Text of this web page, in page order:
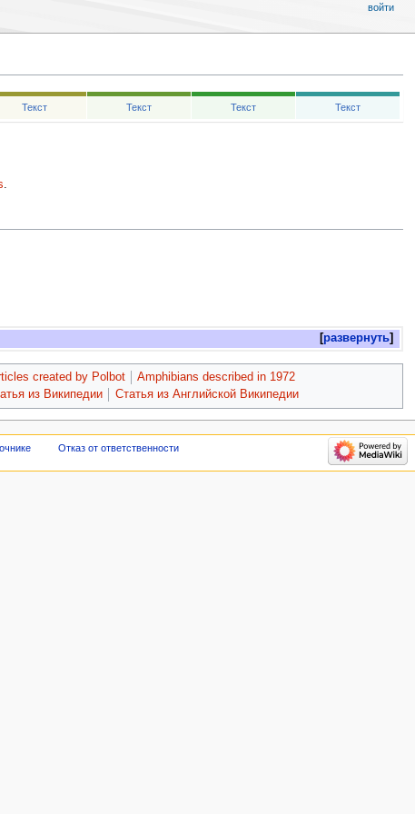
Текст Текст Текст Текст
.
развернуть
created by Polbot
Amphibians described in 1972
из Википедии Статья из Английской Википедии
войти
Отказ от ответственности